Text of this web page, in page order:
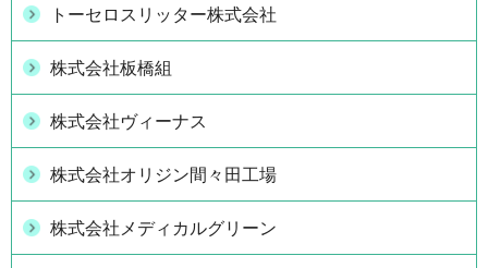
トーセロスリッター株式会社
株式会社板橋組
株式会社ヴィーナス
株式会社オリジン間々田工場
株式会社メディカルグリーン